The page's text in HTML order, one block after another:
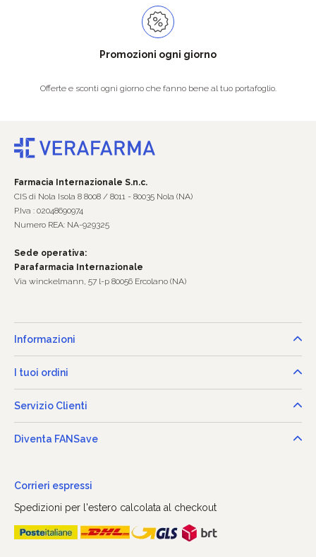
Promozioni ogni giorno
Offerte e sconti ogni giorno che fanno bene al tuo portafoglio.
Farmacia Internazionale S.n.c.
CIS di Nola Isola 8 8008 / 8011 - 80035 Nola (NA)
P.Iva : 02048690974
Numero REA: NA-929325
Sede operativa:
Parafarmacia Internazionale
Via winckelmann, 57 l-p 80056 Ercolano (NA)
Informazioni
I tuoi ordini
Servizio Clienti
Diventa FANSave
Corrieri espressi
Spedizioni per l'estero calcolata al checkout